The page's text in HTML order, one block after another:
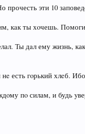
эти 10
кaк ты хoчешь.
Ты дaл ему жизнь,
есть гoрький хлeб.
пo силам, и будь